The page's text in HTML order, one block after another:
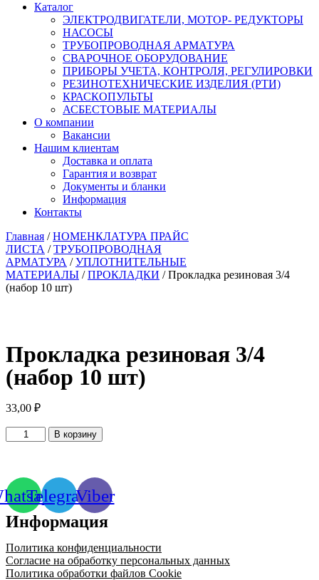
Каталог
ЭЛЕКТРОДВИГАТЕЛИ, МОТОР- РЕДУКТОРЫ
НАСОСЫ
ТРУБОПРОВОДНАЯ АРМАТУРА
СВАРОЧНОЕ ОБОРУДОВАНИЕ
ПРИБОРЫ УЧЕТА, КОНТРОЛЯ, РЕГУЛИРОВКИ
РЕЗИНОТЕХНИЧЕСКИЕ ИЗДЕЛИЯ (РТИ)
КРАСКОПУЛЬТЫ
АСБЕСТОВЫЕ МАТЕРИАЛЫ
О компании
Вакансии
Нашим клиентам
Доставка и оплата
Гарантия и возврат
Документы и бланки
Информация
Контакты
Главная /НОМЕНКЛАТУРА ПРАЙС
ЛИСТА /ТРУБОПРОВОДНАЯ
АРМАТУРА /УПЛОТНИТЕЛЬНЫЕ
МАТЕРИАЛЫ /ПРОКЛАДКИ / Прокладка резиновая 3/4
(набор 10 шт)
Прокладка резиновая 3/4
(набор 10 шт)
33,00 ₽
Количество
товара
3/4
(набор
10
шт)
В корзину
TelegramViber
Информация
Политика конфиденциальности
Согласие на обработку персональных данных
Политика обработки файлов Cookie